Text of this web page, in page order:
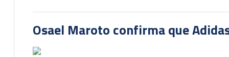
Osael Maroto confirma que